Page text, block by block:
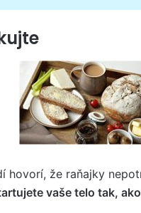
hovorí, že raňajky
vaše telo tak,